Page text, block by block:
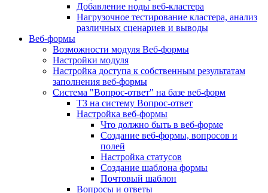
Добавление ноды веб-кластера
Нагрузочное тестирование кластера, анализ
различных сценариев и выводы
Веб-формы
Возможности модуля Веб-формы
Настройки модуля
Настройка доступа к собственным результатам
заполнения веб-формы
Система "Вопрос-ответ" на базе веб-форм
ТЗ на систему Вопрос-ответ
Настройка веб-формы
Что должно быть в веб-форме
Создание веб-формы, вопросов и
полей
Настройка статусов
Создание шаблона формы
Почтовый шаблон
Вопросы и ответы